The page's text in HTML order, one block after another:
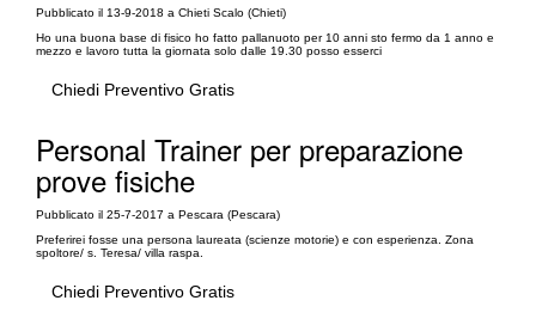
Pubblicato il 13-9-2018 a Chieti Scalo (Chieti)
Ho una buona base di fisico ho fatto pallanuoto per 10 anni sto fermo da 1 anno e
mezzo e lavoro tutta la giornata solo dalle 19.30 posso esserci
Chiedi Preventivo Gratis
Personal Trainer per preparazione
prove fisiche
Pubblicato il 25-7-2017 a Pescara (Pescara)
Preferirei fosse una persona laureata (scienze motorie) e con esperienza. Zona
spoltore/ s. Teresa/ villa raspa.
Chiedi Preventivo Gratis